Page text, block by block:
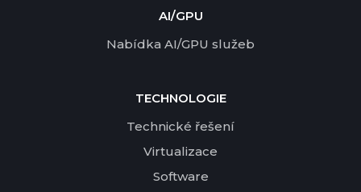
AI/GPU
Nabídka AI/GPU služeb
TECHNOLOGIE
Technické řešení
Virtualizace
Software